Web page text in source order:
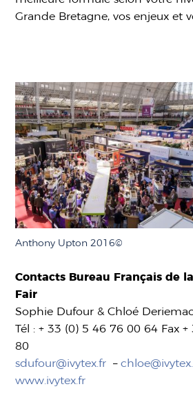
Grande Bretagne, vos enjeux et
Anthony Upton 2016©
Contacts Bureau Français de
Fair
Sophie Dufour & Chloé
Tél : + 33 (0) 5 46 76 00 64 Fax
80
sdufour@ivytex.fr –
www.ivytex.fr